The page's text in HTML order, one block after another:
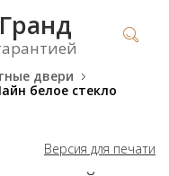
двери
белое стекло
Версия для печати